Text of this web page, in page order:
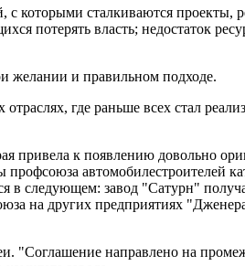
которыми сталкиваются
потерять власть; недостаток
желании и правильном подходе.
где раньше всех стал
привела к появлению довольно
автомобилестроителей
следующем: завод "Сатурн"
на других предприятиях
"Соглашение направлено на